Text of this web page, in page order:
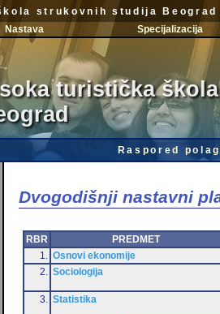
strukovnih studija Beograd
Nastava Specijalizacija
turistička
Raspored
Dvogodišnji nastavni
RBR
PREDMET
1.
Osnovi ekonomije
2.
Sociologija
3. Statistika